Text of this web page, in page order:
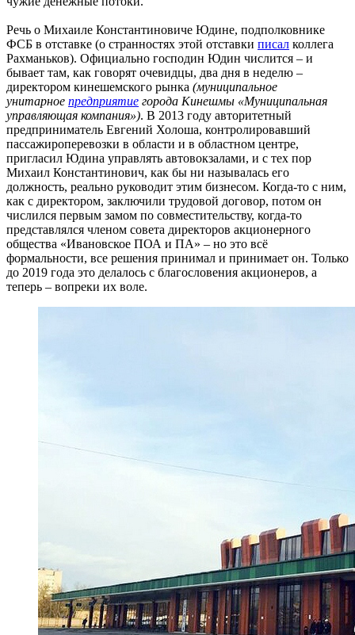
Речь о Михаиле Константиновиче Юдине, подполковнике
ФСБ в отставке (о странностях этой отставки писал коллега
Рахманьков). Официально господин Юдин числится – и
бывает там, как говорят очевидцы, два дня в неделю –
директором кинешемского рынка (муниципальное
унитарное предприятие города Кинешмы «Муниципальная
управляющая компания»). В 2013 году авторитетный
предприниматель Евгений Холоша, контролировавший
пассажироперевозки в области и в областном центре,
пригласил Юдина управлять автовокзалами, и с тех пор
Михаил Константинович, как бы ни называлась его
должность, реально руководит этим бизнесом. Когда-то с ним,
как с директором, заключили трудовой договор, потом он
числился первым замом по совместительству, когда-то
представлялся членом совета директоров акционерного
общества «Ивановское ПОА и ПА» – но это всё
формальности, все решения принимал и принимает он. Только
до 2019 года это делалось с благословения акционеров, а
теперь – вопреки их воле.